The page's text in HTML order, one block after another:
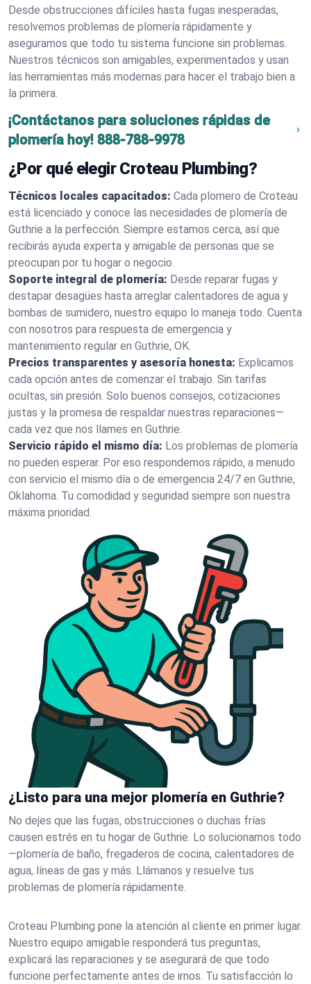
Desde obstrucciones difíciles hasta fugas inesperadas,
resolvemos problemas de plomería rápidamente y
aseguramos que todo tu sistema funcione sin problemas.
Nuestros técnicos son amigables, experimentados y usan
las herramientas más modernas para hacer el trabajo bien a
la primera.
¡Contáctanos para soluciones rápidas de
plomería hoy! 888-788-9978
¿Por qué elegir Croteau Plumbing?
Técnicos locales capacitados: Cada plomero de Croteau
está licenciado y conoce las necesidades de plomería de
Guthrie a la perfección. Siempre estamos cerca, así que
recibirás ayuda experta y amigable de personas que se
preocupan por tu hogar o negocio.
Soporte integral de plomería: Desde reparar fugas y
destapar desagües hasta arreglar calentadores de agua y
bombas de sumidero, nuestro equipo lo maneja todo. Cuenta
con nosotros para respuesta de emergencia y
mantenimiento regular en Guthrie, OK.
Precios transparentes y asesoría honesta: Explicamos
cada opción antes de comenzar el trabajo. Sin tarifas
ocultas, sin presión. Solo buenos consejos, cotizaciones
justas y la promesa de respaldar nuestras reparaciones—
cada vez que nos llames en Guthrie.
Servicio rápido el mismo día: Los problemas de plomería
no pueden esperar. Por eso respondemos rápido, a menudo
con servicio el mismo día o de emergencia 24/7 en Guthrie,
Oklahoma. Tu comodidad y seguridad siempre son nuestra
máxima prioridad.
¿Listo para una mejor plomería en Guthrie?
No dejes que las fugas, obstrucciones o duchas frías
causen estrés en tu hogar de Guthrie. Lo solucionamos todo
—plomería de baño, fregaderos de cocina, calentadores de
agua, líneas de gas y más. Llámanos y resuelve tus
problemas de plomería rápidamente.
Croteau Plumbing pone la atención al cliente en primer lugar.
Nuestro equipo amigable responderá tus preguntas,
explicará las reparaciones y se asegurará de que todo
funcione perfectamente antes de irnos. Tu satisfacción lo